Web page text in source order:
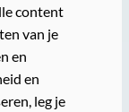
content
van je
en
en
leg je